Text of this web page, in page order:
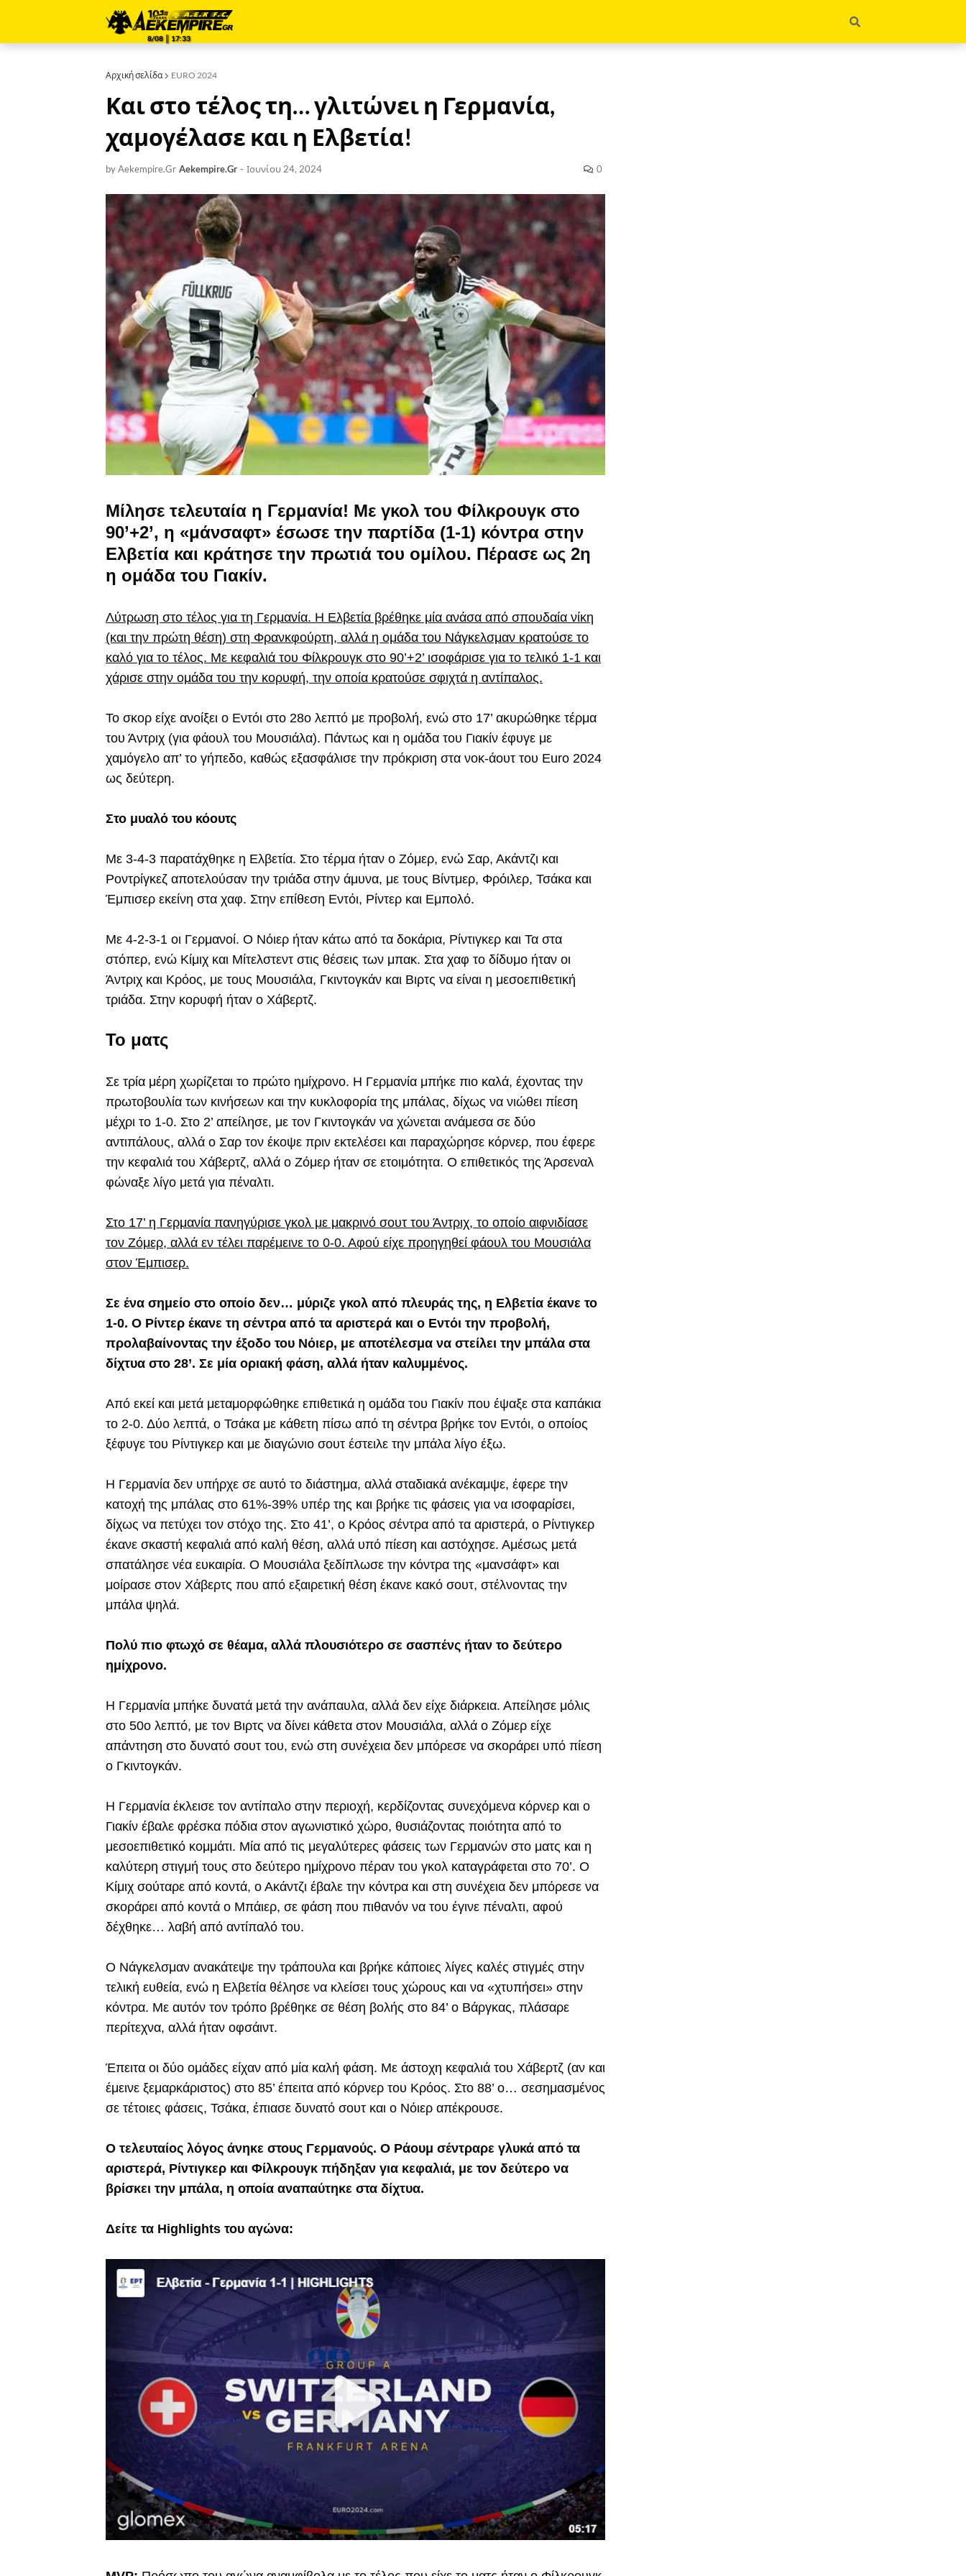
8/08 ║ 17:33
Αρχική σελίδα EURO 2024
Και στο τέλος τη… γλιτώνει η Γερμανία,
χαμογέλασε και η Ελβετία!
by Aekempire.Gr Aekempire.Gr - Ιουνίου 24, 2024 0
Μίλησε τελευταία η Γερμανία! Με γκολ του Φίλκρουγκ στο
90’+2’, η «μάνσαφτ» έσωσε την παρτίδα (1-1) κόντρα στην
Ελβετία και κράτησε την πρωτιά του ομίλου. Πέρασε ως 2η
η ομάδα του Γιακίν.
Λύτρωση στο τέλος για τη Γερμανία. Η Ελβετία βρέθηκε μία ανάσα από σπουδαία νίκη
(και την πρώτη θέση) στη Φρανκφούρτη, αλλά η ομάδα του Νάγκελσμαν κρατούσε το
καλό για το τέλος. Με κεφαλιά του Φίλκρουγκ στο 90’+2’ ισοφάρισε για το τελικό 1-1 και
χάρισε στην ομάδα του την κορυφή, την οποία κρατούσε σφιχτά η αντίπαλος.
Το σκορ είχε ανοίξει ο Εντόι στο 28ο λεπτό με προβολή, ενώ στο 17’ ακυρώθηκε τέρμα
του Άντριχ (για φάουλ του Μουσιάλα). Πάντως και η ομάδα του Γιακίν έφυγε με
χαμόγελο απ’ το γήπεδο, καθώς εξασφάλισε την πρόκριση στα νοκ-άουτ του Euro 2024
ως δεύτερη.
Στο μυαλό του κόουτς
Με 3-4-3 παρατάχθηκε η Ελβετία. Στο τέρμα ήταν ο Ζόμερ, ενώ Σαρ, Ακάντζι και
Ροντρίγκεζ αποτελούσαν την τριάδα στην άμυνα, με τους Βίντμερ, Φρόιλερ, Τσάκα και
Έμπισερ εκείνη στα χαφ. Στην επίθεση Εντόι, Ρίντερ και Εμπολό.
Με 4-2-3-1 οι Γερμανοί. Ο Νόιερ ήταν κάτω από τα δοκάρια, Ρίντιγκερ και Τα στα
στόπερ, ενώ Κίμιχ και Μίτελστεντ στις θέσεις των μπακ. Στα χαφ το δίδυμο ήταν οι
Άντριχ και Κρόος, με τους Μουσιάλα, Γκιντογκάν και Βιρτς να είναι η μεσοεπιθετική
τριάδα. Στην κορυφή ήταν ο Χάβερτζ.
Το ματς
Σε τρία μέρη χωρίζεται το πρώτο ημίχρονο. Η Γερμανία μπήκε πιο καλά, έχοντας την
πρωτοβουλία των κινήσεων και την κυκλοφορία της μπάλας, δίχως να νιώθει πίεση
μέχρι το 1-0. Στο 2’ απείλησε, με τον Γκιντογκάν να χώνεται ανάμεσα σε δύο
αντιπάλους, αλλά ο Σαρ τον έκοψε πριν εκτελέσει και παραχώρησε κόρνερ, που έφερε
την κεφαλιά του Χάβερτζ, αλλά ο Ζόμερ ήταν σε ετοιμότητα. Ο επιθετικός της Άρσεναλ
φώναξε λίγο μετά για πέναλτι.
Στο 17’ η Γερμανία πανηγύρισε γκολ με μακρινό σουτ του Άντριχ, το οποίο αιφνιδίασε
τον Ζόμερ, αλλά εν τέλει παρέμεινε το 0-0. Αφού είχε προηγηθεί φάουλ του Μουσιάλα
στον Έμπισερ.
Σε ένα σημείο στο οποίο δεν… μύριζε γκολ από πλευράς της, η Ελβετία έκανε το
1-0. Ο Ρίντερ έκανε τη σέντρα από τα αριστερά και ο Εντόι την προβολή,
προλαβαίνοντας την έξοδο του Νόιερ, με αποτέλεσμα να στείλει την μπάλα στα
δίχτυα στο 28’. Σε μία οριακή φάση, αλλά ήταν καλυμμένος.
Από εκεί και μετά μεταμορφώθηκε επιθετικά η ομάδα του Γιακίν που έψαξε στα καπάκια
το 2-0. Δύο λεπτά, ο Τσάκα με κάθετη πίσω από τη σέντρα βρήκε τον Εντόι, ο οποίος
ξέφυγε του Ρίντιγκερ και με διαγώνιο σουτ έστειλε την μπάλα λίγο έξω.
Η Γερμανία δεν υπήρχε σε αυτό το διάστημα, αλλά σταδιακά ανέκαμψε, έφερε την
κατοχή της μπάλας στο 61%-39% υπέρ της και βρήκε τις φάσεις για να ισοφαρίσει,
δίχως να πετύχει τον στόχο της. Στο 41’, ο Κρόος σέντρα από τα αριστερά, ο Ρίντιγκερ
έκανε σκαστή κεφαλιά από καλή θέση, αλλά υπό πίεση και αστόχησε. Αμέσως μετά
σπατάλησε νέα ευκαιρία. Ο Μουσιάλα ξεδίπλωσε την κόντρα της «μανσάφτ» και
μοίρασε στον Χάβερτς που από εξαιρετική θέση έκανε κακό σουτ, στέλνοντας την
μπάλα ψηλά.
Πολύ πιο φτωχό σε θέαμα, αλλά πλουσιότερο σε σασπένς ήταν το δεύτερο
ημίχρονο.
Η Γερμανία μπήκε δυνατά μετά την ανάπαυλα, αλλά δεν είχε διάρκεια. Απείλησε μόλις
στο 50ο λεπτό, με τον Βιρτς να δίνει κάθετα στον Μουσιάλα, αλλά ο Ζόμερ είχε
απάντηση στο δυνατό σουτ του, ενώ στη συνέχεια δεν μπόρεσε να σκοράρει υπό πίεση
ο Γκιντογκάν.
Η Γερμανία έκλεισε τον αντίπαλο στην περιοχή, κερδίζοντας συνεχόμενα κόρνερ και ο
Γιακίν έβαλε φρέσκα πόδια στον αγωνιστικό χώρο, θυσιάζοντας ποιότητα από το
μεσοεπιθετικό κομμάτι. Μία από τις μεγαλύτερες φάσεις των Γερμανών στο ματς και η
καλύτερη στιγμή τους στο δεύτερο ημίχρονο πέραν του γκολ καταγράφεται στο 70’. Ο
Κίμιχ σούταρε από κοντά, ο Ακάντζι έβαλε την κόντρα και στη συνέχεια δεν μπόρεσε να
σκοράρει από κοντά ο Μπάιερ, σε φάση που πιθανόν να του έγινε πέναλτι, αφού
δέχθηκε… λαβή από αντίπαλό του.
Ο Νάγκελσμαν ανακάτεψε την τράπουλα και βρήκε κάποιες λίγες καλές στιγμές στην
τελική ευθεία, ενώ η Ελβετία θέλησε να κλείσει τους χώρους και να «χτυπήσει» στην
κόντρα. Με αυτόν τον τρόπο βρέθηκε σε θέση βολής στο 84’ ο Βάργκας, πλάσαρε
περίτεχνα, αλλά ήταν οφσάιντ.
Έπειτα οι δύο ομάδες είχαν από μία καλή φάση. Με άστοχη κεφαλιά του Χάβερτζ (αν και
έμεινε ξεμαρκάριστος) στο 85’ έπειτα από κόρνερ του Κρόος. Στο 88’ ο… σεσημασμένος
σε τέτοιες φάσεις, Τσάκα, έπιασε δυνατό σουτ και ο Νόιερ απέκρουσε.
Ο τελευταίος λόγος άνηκε στους Γερμανούς. Ο Ράουμ σέντραρε γλυκά από τα
αριστερά, Ρίντιγκερ και Φίλκρουγκ πήδηξαν για κεφαλιά, με τον δεύτερο να
βρίσκει την μπάλα, η οποία αναπαύτηκε στα δίχτυα.
Δείτε τα Highlights του αγώνα: